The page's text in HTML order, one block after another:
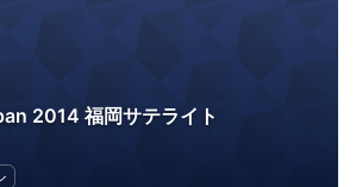
2014 福岡サテライト